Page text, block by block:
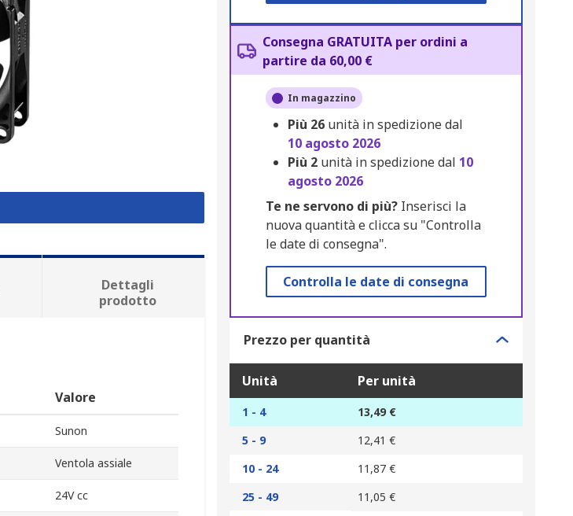
Consegna GRATUITA per ordini a
partire da 60,00 €
In magazzino
Più 26 unità in spedizione dal
10 agosto 2026
Più 2 unità in spedizione dal 10
agosto 2026
Te ne servono di più?Inserisci la
nuova quantità e clicca su "Controlla
le date di consegna".
Controlla le date di consegna
Prezzo per quantità
Unità Per unità
1 - 4
13,49 €
5 - 9
12,41 €
10 - 24
11,87 €
25 - 49
11,05 €
Dettagli
prodotto
Valore
Sunon
Ventola assiale
24V cc